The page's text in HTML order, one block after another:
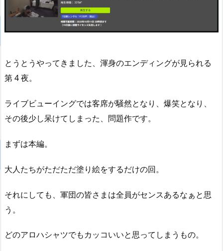
とうとうやってきました、渾身のエンディングが見られる
第 4 夜。
ライブビューイングでは客席が騒然となり、爆笑となり、
その後少し呆けてしまった、問題作です。
まずは本編。
大人たちがただただ塗り絵をするだけの回。
それにしても、軍団の皆さまは全員がセンスあるなぁと思
う。
どのアロハシャツでもカッコいいと思ってしまうもの。